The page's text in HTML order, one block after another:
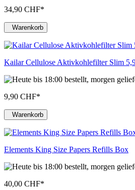
34,90 CHF*
Warenkorb
Kailar Cellulose Aktivkohlefilter Slim
9,90 CHF*
Warenkorb
Elements King Size Papers Refills Box
40,00 CHF*